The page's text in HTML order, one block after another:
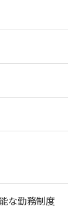
な勤務制度